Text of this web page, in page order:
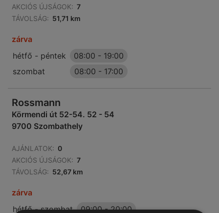
AKCIÓS ÚJSÁGOK: 7
TÁVOLSÁG: 51,71 km
zárva
hétfő - péntek
08:00 - 19:00
szombat
08:00 - 17:00
Rossmann
Körmendi út 52-54. 52 - 54
9700 Szombathely
AJÁNLATOK: 0
AKCIÓS ÚJSÁGOK: 7
TÁVOLSÁG: 52,67 km
zárva
hétfő - szombat
09:00-20:00